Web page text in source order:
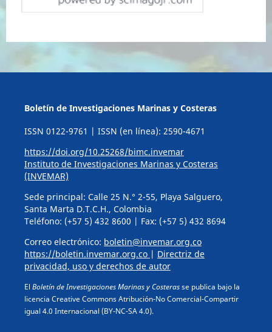
Boletín de Investigaciones Marinas y Costeras
ISSN 0122-9761 | ISSN (en línea): 2590-4671
https://doi.org/10.25268/bimc.invemar
Instituto de Investigaciones Marinas y Costeras
(INVEMAR)
Sede principal: Calle 25 N.° 2-55, Playa Salguero,
Santa Marta D.T.C.H., Colombia
Teléfono: (+57 5) 432 8600 | Fax: (+57 5) 432 8694
Correo electrónico: boletin@invemar.org.co
https://boletin.invemar.org.co | Directriz de
privacidad, uso y derechos de autor
El Boletín de Investigaciones Marinas y Costerasse publica bajo la
licencia Creative Commons Atribución-No Comercial-Compartir
igual 4.0 Internacional (BY-NC-SA 4.0).